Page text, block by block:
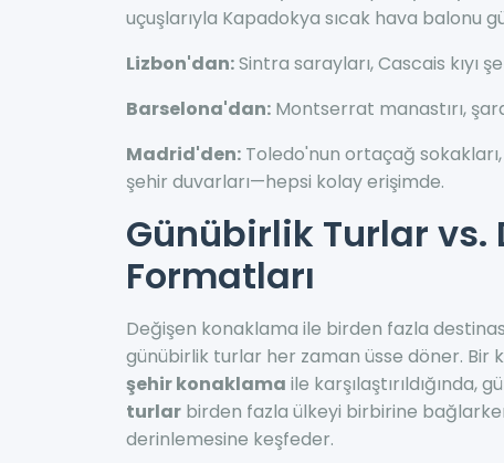
uçuşlarıyla Kapadokya sıcak hava balonu
Lizbon'dan:Sintra sarayları, Cascais kıyı
Barselona'dan: Montserrat manastırı,
Madrid'den: Toledo'nun ortaçağ
şehir duvarları—hepsi kolay erişimde.
Günübirlik Turlar vs.
Formatları
Değişen konaklama ile birden fazla
günübirlik turlar her zaman üsse döner. Bir
şehir konaklama ile
turlar birden fazla ülkeyi birbirine
derinlemesine keşfeder.